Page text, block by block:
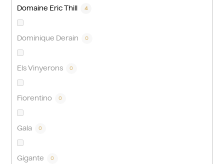
Domaine Eric Thill 4
Dominique Derain 0
Els Vinyerons 0
Fiorentino 0
Gala 0
Gigante 0